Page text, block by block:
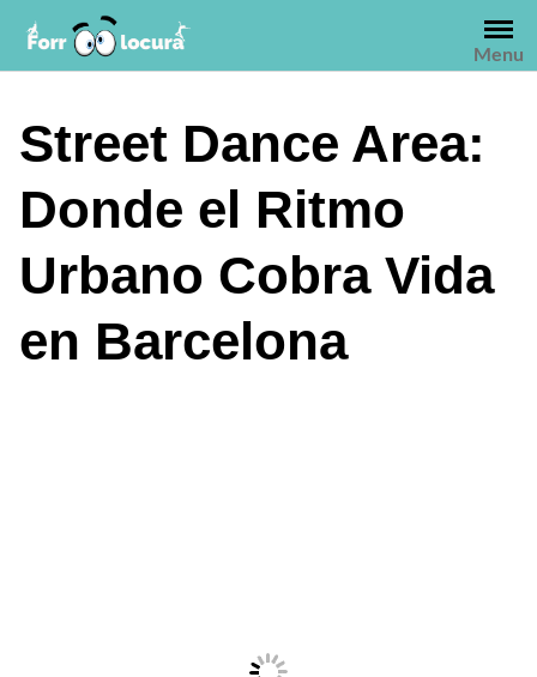
contenido
Menu
Street Dance Area:
Donde el Ritmo
Urbano Cobra Vida
en Barcelona